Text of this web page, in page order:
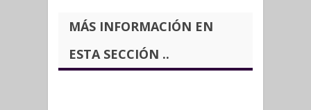
MÁS INFORMACIÓN EN
ESTA SECCIÓN ..